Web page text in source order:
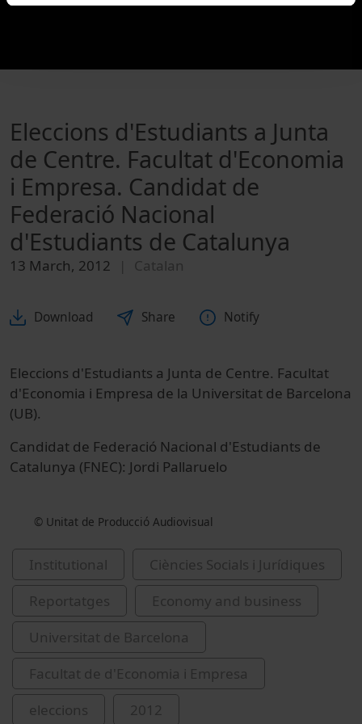
Eleccions d'Estudiants a Junta
de Centre. Facultat d'Economia
i Empresa. Candidat de
Federació Nacional
d'Estudiants de Catalunya
13 March, 2012 Catalan
Download Share Notify
Eleccions d'Estudiants a Junta de Centre. Facultat
d'Economia i Empresa de la Universitat de Barcelona
(UB).
Candidat de Federació Nacional d'Estudiants de
Catalunya (FNEC): Jordi Pallaruelo
© Unitat de Producció Audiovisual
Institutional
Ciències Socials i Jurídiques
Reportatges
Economy and business
Universitat de Barcelona
Facultat de d'Economia i Empresa
eleccions
2012